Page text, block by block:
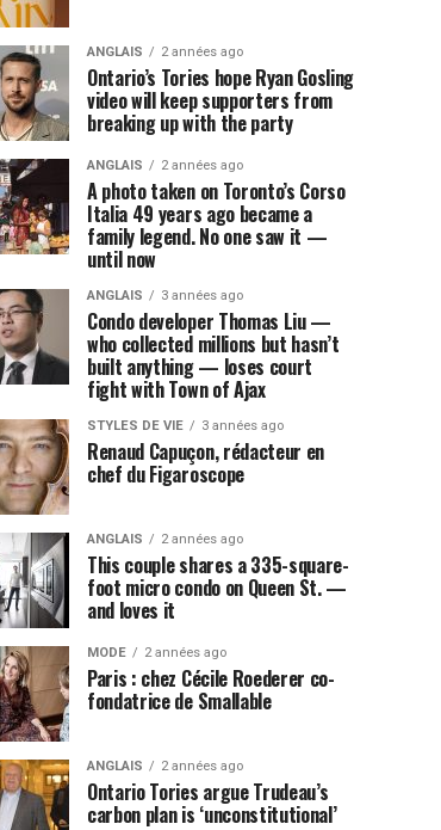
ANGLAIS 2 années ago
Ontario’s Tories hope Ryan Gosling
video will keep supporters from
breaking up with the party
ANGLAIS 2 années ago
A photo taken on Toronto’s Corso
Italia 49 years ago became a
family legend. No one saw it —
until now
ANGLAIS 3 années ago
Condo developer Thomas Liu —
who collected millions but hasn’t
built anything — loses court
fight with Town of Ajax
STYLES DE VIE 3 années ago
Renaud Capuçon, rédacteur en
chef du Figaroscope
ANGLAIS 2 années ago
This couple shares a 335-square-
foot micro condo on Queen St. —
and loves it
MODE 2 années ago
Paris : chez Cécile Roederer co-
fondatrice de Smallable
ANGLAIS 2 années ago
Ontario Tories argue Trudeau’s
carbon plan is ‘unconstitutional’